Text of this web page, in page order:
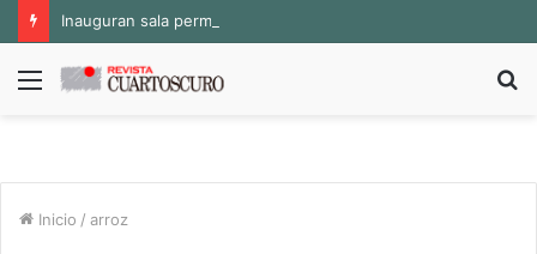
Menú
Inicio / arroz